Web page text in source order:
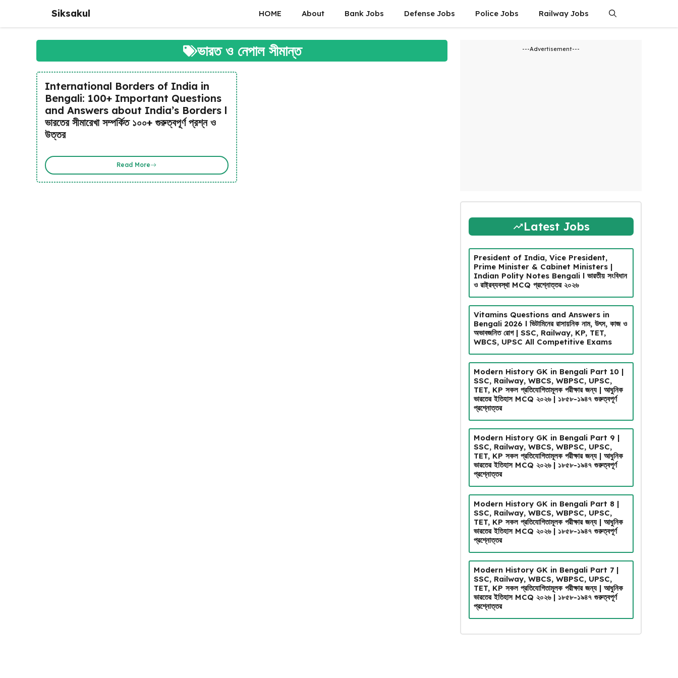
content
Siksakul HOME About Bank Jobs Defense Jobs Police Jobs Railway Jobs
ভারত ও নেপাল সীমান্ত
International Borders of India in
Bengali: 100+ Important Questions
and Answers about India’s Borders l
ভারতের সীমারেখা সম্পর্কিত ১০০+ গুরুত্বপূর্ণ প্রশ্ন ও
উত্তর
Read More
---Advertisement---
Latest Jobs
President of India, Vice President,
Prime Minister & Cabinet Ministers |
Indian Polity Notes Bengali l ভারতীয় সংবিধান
ও রাষ্ট্রব্যবস্থা MCQ প্রশ্নোত্তর ২০২৬
Vitamins Questions and Answers in
Bengali 2026 l ভিটামিনের রাসায়নিক নাম, উৎস, কাজ ও
অভাবজনিত রোগ | SSC, Railway, KP, TET,
WBCS, UPSC All Competitive Exams
Modern History GK in Bengali Part 10 |
SSC, Railway, WBCS, WBPSC, UPSC,
TET, KP সকল প্রতিযোগিতামূলক পরীক্ষার জন্য | আধুনিক
ভারতের ইতিহাস MCQ ২০২৬ | ১৮৫৮-১৯৪৭ গুরুত্বপূর্ণ
প্রশ্নোত্তর
Modern History GK in Bengali Part 9 |
SSC, Railway, WBCS, WBPSC, UPSC,
TET, KP সকল প্রতিযোগিতামূলক পরীক্ষার জন্য | আধুনিক
ভারতের ইতিহাস MCQ ২০২৬ | ১৮৫৮-১৯৪৭ গুরুত্বপূর্ণ
প্রশ্নোত্তর
Modern History GK in Bengali Part 8 |
SSC, Railway, WBCS, WBPSC, UPSC,
TET, KP সকল প্রতিযোগিতামূলক পরীক্ষার জন্য | আধুনিক
ভারতের ইতিহাস MCQ ২০২৬ | ১৮৫৮-১৯৪৭ গুরুত্বপূর্ণ
প্রশ্নোত্তর
Modern History GK in Bengali Part 7 |
SSC, Railway, WBCS, WBPSC, UPSC,
TET, KP সকল প্রতিযোগিতামূলক পরীক্ষার জন্য | আধুনিক
ভারতের ইতিহাস MCQ ২০২৬ | ১৮৫৮-১৯৪৭ গুরুত্বপূর্ণ
প্রশ্নোত্তর